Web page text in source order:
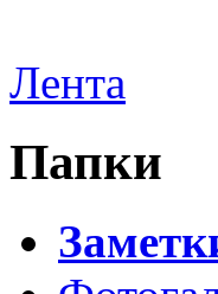
Лента
Папки